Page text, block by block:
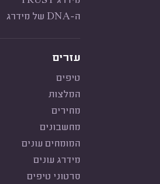
ה-DNA של מידרג
עזרים
טיפים
המלצות
מחירים
מחשבונים
המומחים עונים
מידרג עונים
סרטוני טיפים